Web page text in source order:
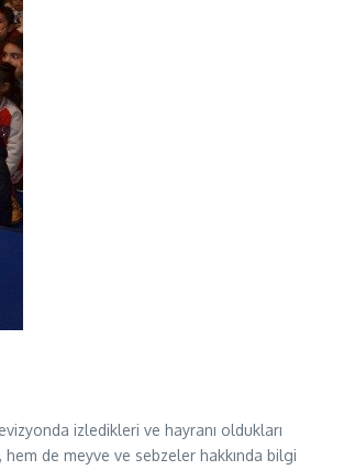
izledikleri ve hayranı oldukları
de meyve ve sebzeler hakkında bilgi